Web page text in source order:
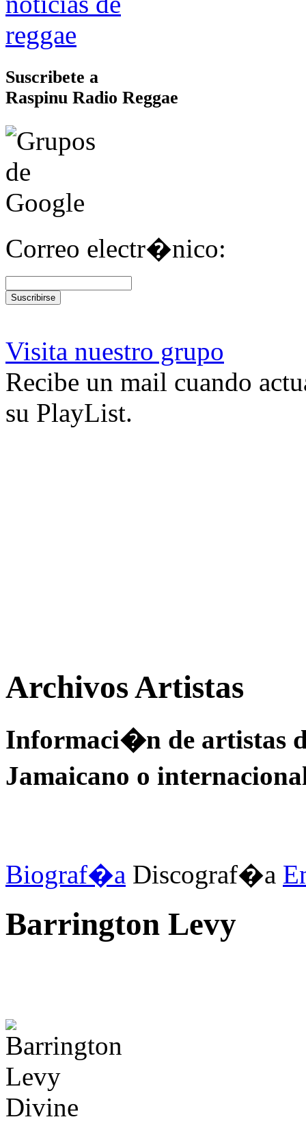
Suscribete a
Raspinu Radio Reggae
Correo electr�nico:
Visita nuestro grupo
Recibe un mail cuando
su PlayList.
Archivos Artistas
Informaci�n de artistas
Jamaicano o
Biograf�a Discograf�a
Barrington Levy